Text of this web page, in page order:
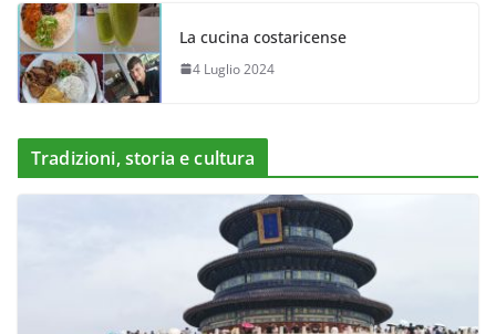
La cucina costaricense
4 Luglio 2024
Tradizioni, storia e cultura